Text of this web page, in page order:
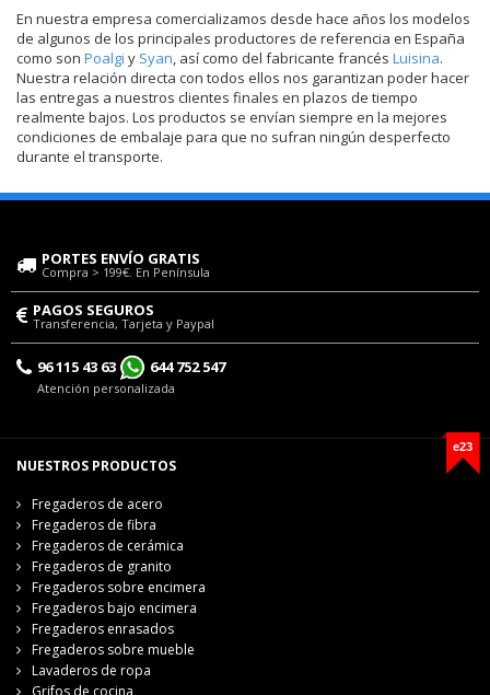
En nuestra empresa comercializamos desde hace años los modelos
de algunos de los principales productores de referencia en España
como son Poalgi y Syan, así como del fabricante francés Luisina.
Nuestra relación directa con todos ellos nos garantizan poder hacer
las entregas a nuestros clientes finales en plazos de tiempo
realmente bajos. Los productos se envían siempre en la mejores
condiciones de embalaje para que no sufran ningún desperfecto
durante el transporte.
PORTES ENVÍO GRATIS
Compra > 199€. En Península
PAGOS SEGUROS
Transferencia, Tarjeta y Paypal
96 115 43 63 644 752 547
Atención personalizada
e23
NUESTROS PRODUCTOS
Fregaderos de acero
Fregaderos de fibra
Fregaderos de cerámica
Fregaderos de granito
Fregaderos sobre encimera
Fregaderos bajo encimera
Fregaderos enrasados
Fregaderos sobre mueble
Lavaderos de ropa